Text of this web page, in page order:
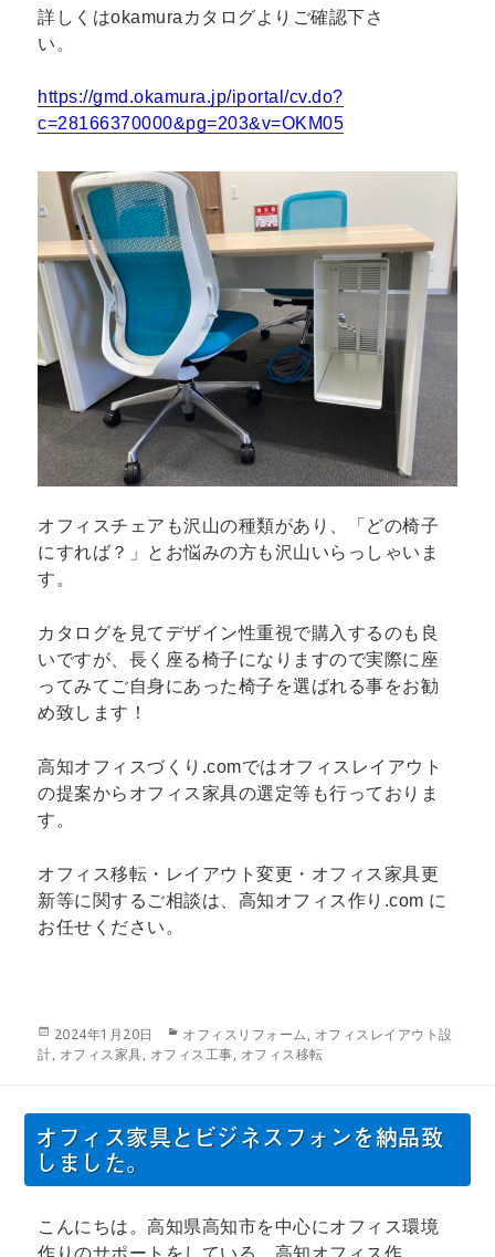
詳しくはokamuraカタログよりご確認下さ
い。
https://gmd.okamura.jp/iportal/cv.do?
c=28166370000&pg=203&v=OKM05
オフィスチェアも沢山の種類があり、「どの椅子
にすれば？」とお悩みの方も沢山いらっしゃいま
す。
カタログを見てデザイン性重視で購入するのも良
いですが、長く座る椅子になりますので実際に座
ってみてご自身にあった椅子を選ばれる事をお勧
め致します！
高知オフィスづくり.comではオフィスレイアウト
の提案からオフィス家具の選定等も行っておりま
す。
オフィス移転・レイアウト変更・オフィス家具更
新等に関するご相談は、高知オフィス作り.com に
お任せください。
投
稿
2024年1月20日
カ
テ
ー
オフィスリフォーム, オフィスレイアウト設
計, オフィス家具, オフィス工事, オフィス移転
オフィス家具とビジネスフォンを納品致
しました。
こんにちは。高知県高知市を中心にオフィス環境
作りのサポートをしている、高知オフィス作